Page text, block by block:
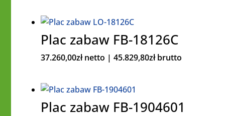
Plac zabaw FB-18126C
37.260,00zł netto | 45.829,80złbrutto
Plac zabaw FB-1904601